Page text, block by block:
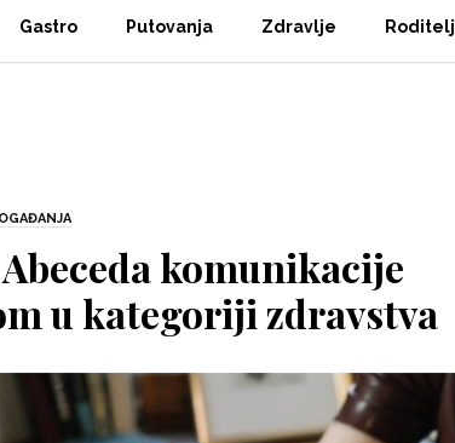
Gastro Putovanja Zdravlje
komunikacije
u kategoriji zdravstva